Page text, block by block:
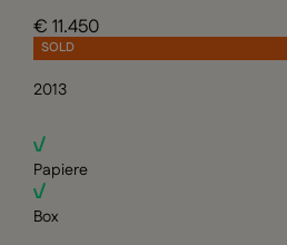
€ 11.450
SOLD
2013
Papiere
Box